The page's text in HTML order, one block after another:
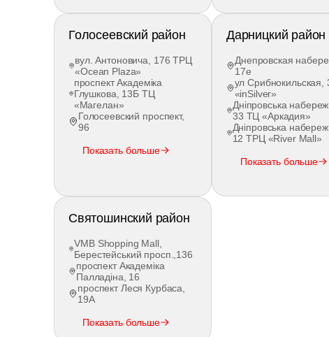
Голосеевский район
вул. Антоновича, 176 ТРЦ
«Ocean Plaza»
проспект Академіка
Глушкова, 13Б ТЦ
«Магелан»
Голосеевский проспект,
96
Показать больше
Дарницкий район
Днепровская
17е
ул Срибнокильская,
«inSilver»
Дніпровська
33 ТЦ «Аркадия»
Дніпровська
12 ТРЦ «River Mall»
Показать больше
Святошинский район
VMB Shopping Mall,
Берестейський просп.,136
проспект Академіка
Палладіна, 16
проспект Леся Курбаса,
19А
Показать больше